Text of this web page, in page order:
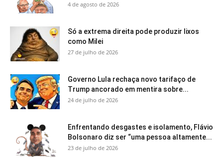
4 de agosto de 2026
Só a extrema direita pode produzir lixos
como Milei
27 de julho de 2026
Governo Lula rechaça novo tarifaço de
Trump ancorado em mentira sobre...
24 de julho de 2026
Enfrentando desgastes e isolamento, Flávio
Bolsonaro diz ser “uma pessoa altamente...
23 de julho de 2026